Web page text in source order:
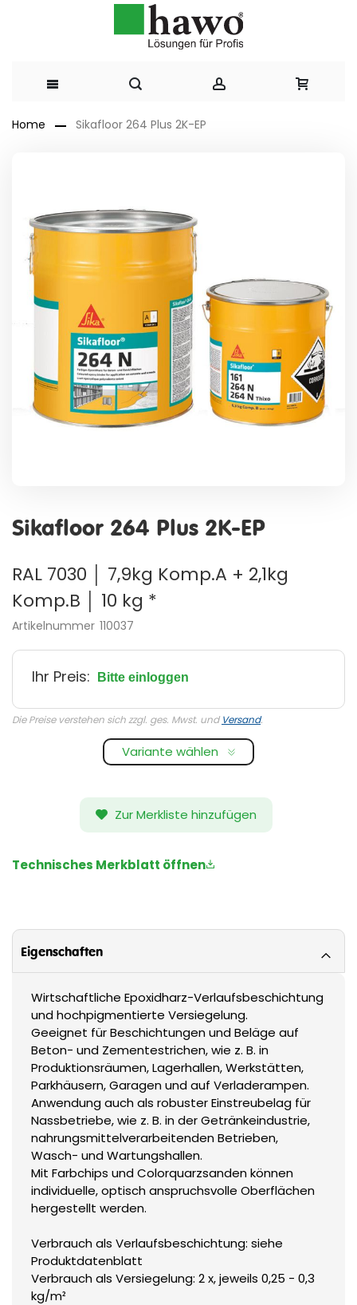
Home Sikafloor 264 Plus 2K-EP
Bildergalerie
springen
der
Sikafloor 264 Plus 2K-EP
RAL 7030 │ 7,9kg Komp.A + 2,1kg
Komp.B │ 10 kg *
Artikelnummer 110037
Ihr Preis: Bitte einloggen
Die Preise verstehen sich zzgl. ges. Mwst. und Versand.
Variante wählen
Zur Merkliste hinzufügen
Technisches Merkblatt öffnen
Eigenschaften
Wirtschaftliche Epoxidharz-Verlaufsbeschichtung
und hochpigmentierte Versiegelung.
Geeignet für Beschichtungen und Beläge auf
Beton- und Zementestrichen, wie z. B. in
Produktionsräumen, Lagerhallen, Werkstätten,
Parkhäusern, Garagen und auf Verladerampen.
Anwendung auch als robuster Einstreubelag für
Nassbetriebe, wie z. B. in der Getränkeindustrie,
nahrungsmittelverarbeitenden Betrieben,
Wasch- und Wartungshallen.
Mit Farbchips und Colorquarzsanden können
individuelle, optisch anspruchsvolle Oberflächen
hergestellt werden.
Verbrauch als Verlaufsbeschichtung: siehe
Produktdatenblatt
Verbrauch als Versiegelung: 2 x, jeweils 0,25 - 0,3
kg/m²